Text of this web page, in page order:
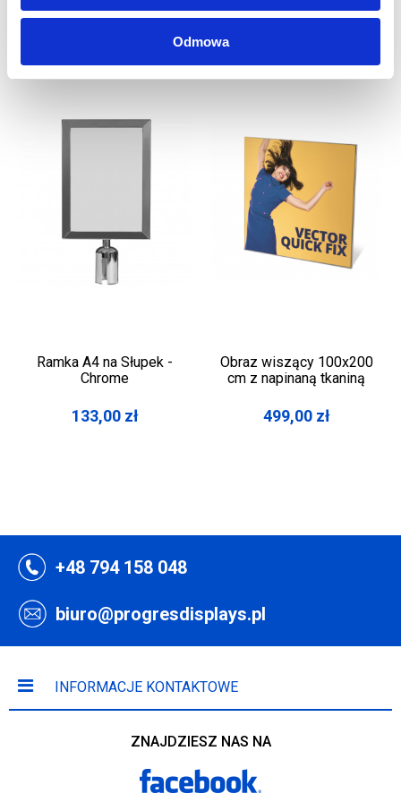
Odmowa
Ramka A4 na Słupek -
Chrome
133,00 zł
Obraz wiszący 100x200
cm z napinaną tkaniną
499,00 zł
+48 794 158 048
biuro@progresdisplays.pl
INFORMACJE KONTAKTOWE
ZNAJDZIESZ NAS NA